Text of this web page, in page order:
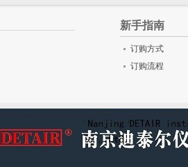
新手指南
订购方式
订购流程